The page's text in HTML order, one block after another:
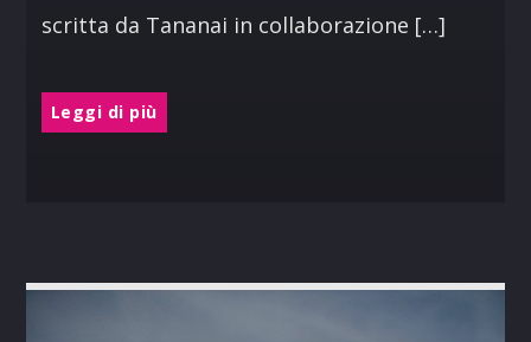
scritta da Tananai in collaborazione […]
Leggi di più